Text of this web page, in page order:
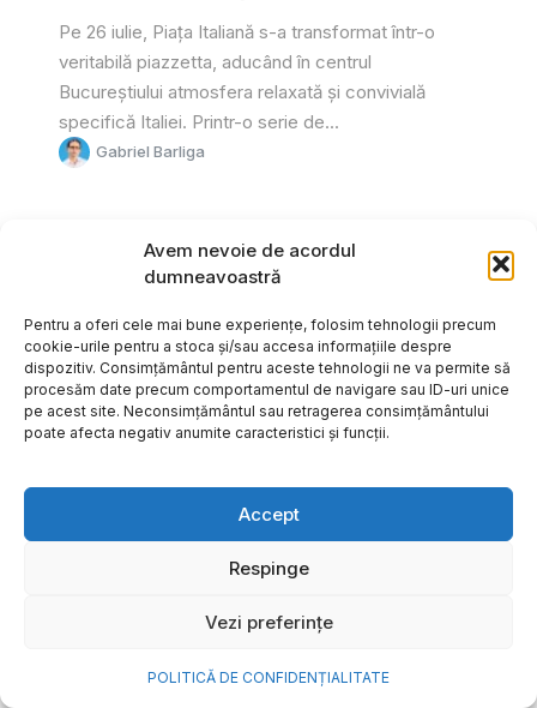
Avem nevoie de acordul
dumneavoastră
Pentru a oferi cele mai bune experiențe, folosim tehnologii precum
cookie-urile pentru a stoca și/sau accesa informațiile despre
dispozitiv. Consimțământul pentru aceste tehnologii ne va permite să
procesăm date precum comportamentul de navigare sau ID-uri unice
pe acest site. Neconsimțământul sau retragerea consimțământului
poate afecta negativ anumite caracteristici și funcții.
Accept
Respinge
Vezi preferințe
POLITICĂ DE CONFIDENȚIALITATE
Pe 26 iulie, Piața Italiană s-a transformat într-o
veritabilă piazzetta, aducând în centrul
Bucureștiului atmosfera relaxată și convivială
specifică Italiei. Printr-o serie de...
Gabriel Barliga
Cum transformi cele mai
o bijuterie Pandora pe care o
porți zi de zi